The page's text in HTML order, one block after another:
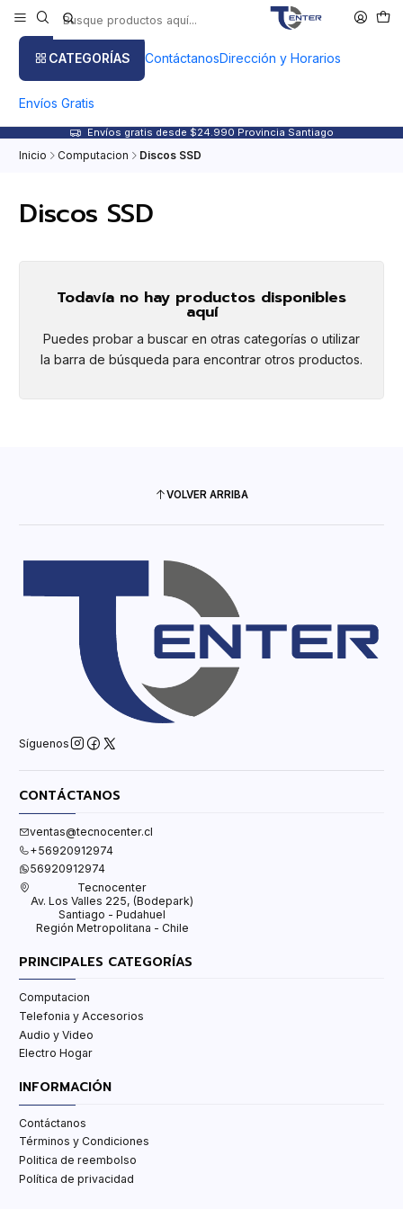
CATEGORÍAS ContáctanosDirección y Horarios
Envíos Gratis
Envíos gratis desde $24.990 Provincia Santiago
Inicio Computacion Discos SSD
Discos SSD
Todavía no hay productos disponibles
aquí
Puedes probar a buscar en otras categorías o utilizar
la barra de búsqueda para encontrar otros productos.
VOLVER ARRIBA
Síguenos
CONTÁCTANOS
ventas@tecnocenter.cl
+56920912974
56920912974
Tecnocenter
Av. Los Valles 225, (Bodepark)
Santiago - Pudahuel
Región Metropolitana - Chile
PRINCIPALES CATEGORÍAS
Computacion
Telefonia y Accesorios
Audio y Video
Electro Hogar
INFORMACIÓN
Contáctanos
Términos y Condiciones
Politica de reembolso
Política de privacidad